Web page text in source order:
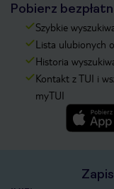
Pobierz
Szybkie
Lista ulubionych
Historia
Kontakt z TUI i
myTUI